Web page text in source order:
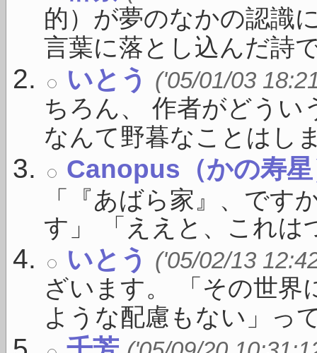
的）が夢のなかの認識
言葉に落とし込んだ詩
いとう ('05/01/03
ちろん、 作者がどうい
なんて野暮なことはし
Canopus（かの寿
「『あばら家』、です
す」 「ええと、これは
いとう ('05/02/13
ざいます。 「その世界
ような配慮もない」っ